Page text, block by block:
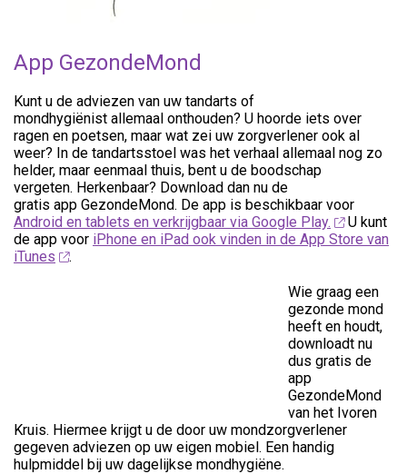
App GezondeMond
Kunt u de adviezen van uw tandarts of
mondhygiënist allemaal onthouden? U hoorde iets over
ragen en poetsen, maar wat zei uw zorgverlener ook al
weer? In de tandartsstoel was het verhaal allemaal nog zo
helder, maar eenmaal thuis, bent u de boodschap
vergeten. Herkenbaar? Download dan nu de
gratis app GezondeMond. De app is beschikbaar voor
Android en tablets en verkrijgbaar via Google Play.
U kunt
de app voor iPhone en iPad ook vinden in de App Store van
iTunes
.
Wie graag een
gezonde mond
heeft en houdt,
downloadt nu
dus gratis de
app
GezondeMond
van het Ivoren
Kruis. Hiermee krijgt u de door uw mondzorgverlener
gegeven adviezen op uw eigen mobiel. Een handig
hulpmiddel bij uw dagelijkse mondhygiëne.